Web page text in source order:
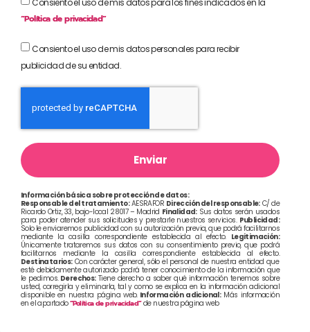
“Política de privacidad”
Consiento el uso de mis datos personales para recibir
publicidad de su entidad.
Enviar
Información básica sobre protección de datos:
Responsable del tratamiento:AESRAFOR Dirección del responsable:C/ de
Ricardo Ortiz, 33, bajo-local 28017 – Madrid Finalidad:Sus datos serán usados
para poder atender sus solicitudes y prestarle nuestros servicios. Publicidad:
Solo le enviaremos publicidad con su autorización previa, que podrá facilitarnos
mediante la casilla correspondiente establecida al efecto. Legitimación:
Únicamente trataremos sus datos con su consentimiento previo, que podrá
facilitarnos mediante la casilla correspondiente establecida al efecto.
Destinatarios:Con carácter general, sólo el personal de nuestra entidad que
esté debidamente autorizado podrá tener conocimiento de la información que
le pedimos.Derechos:Tiene derecho a saber qué información tenemos sobre
usted, corregirla y eliminarla, tal y como se explica en la información adicional
disponible en nuestra página web.Información adicional:Más información
en el apartado“Política de privacidad”de nuestra página web